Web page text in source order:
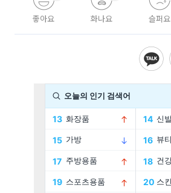
좋아요 화나요 슬퍼요